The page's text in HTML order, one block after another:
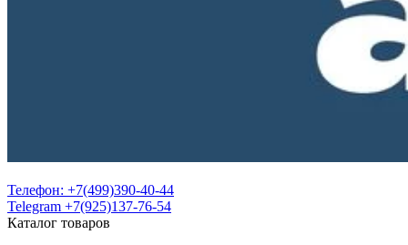
Телефон: +7(499)390-40-44
Telegram +7(925)137-76-54
Каталог товаров